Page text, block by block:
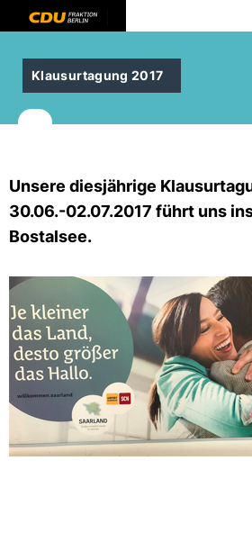
Klausurtagung 2017
Unsere diesjährige
30.06.-02.07.2017 führt uns
Bostalsee.